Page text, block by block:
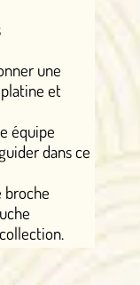
une
et
équipe
dans ce
broche